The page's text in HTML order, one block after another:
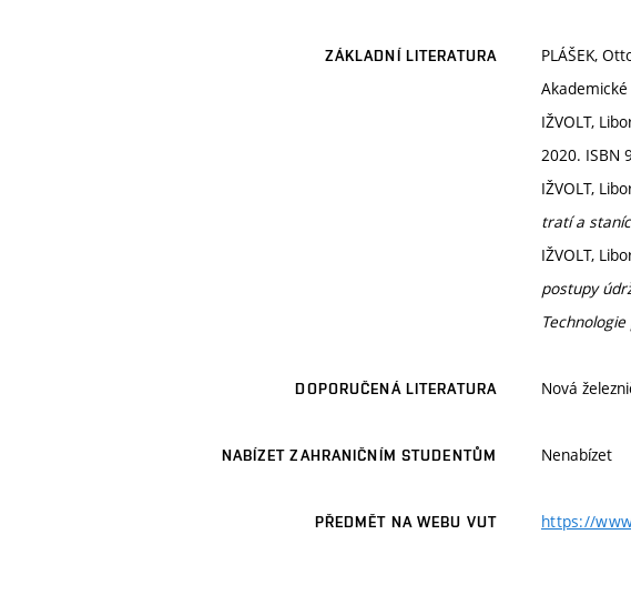
ZÁKLADNÍ LITERATURA PLÁŠEK,
Akademické
IŽVOLT,
2020. ISBN
IŽVOLT,
tratí a staníc
IŽVOLT,
postupy
DOPORUČENÁ LITERATURA Nová
NABÍZET ZAHRANIČNÍM STUDENTŮM Nenabízet
PŘEDMĚT NA WEBU VUT https://